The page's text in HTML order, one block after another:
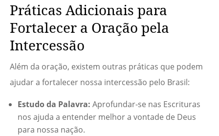
Práticas Adicionais para
Fortalecer a Oração pela
Intercessão
Além da oração, existem outras práticas que podem
ajudar a fortalecer nossa intercessão pelo Brasil:
Estudo da Palavra: Aprofundar-se nas Escrituras
nos ajuda a entender melhor a vontade de Deus
para nossa nação.